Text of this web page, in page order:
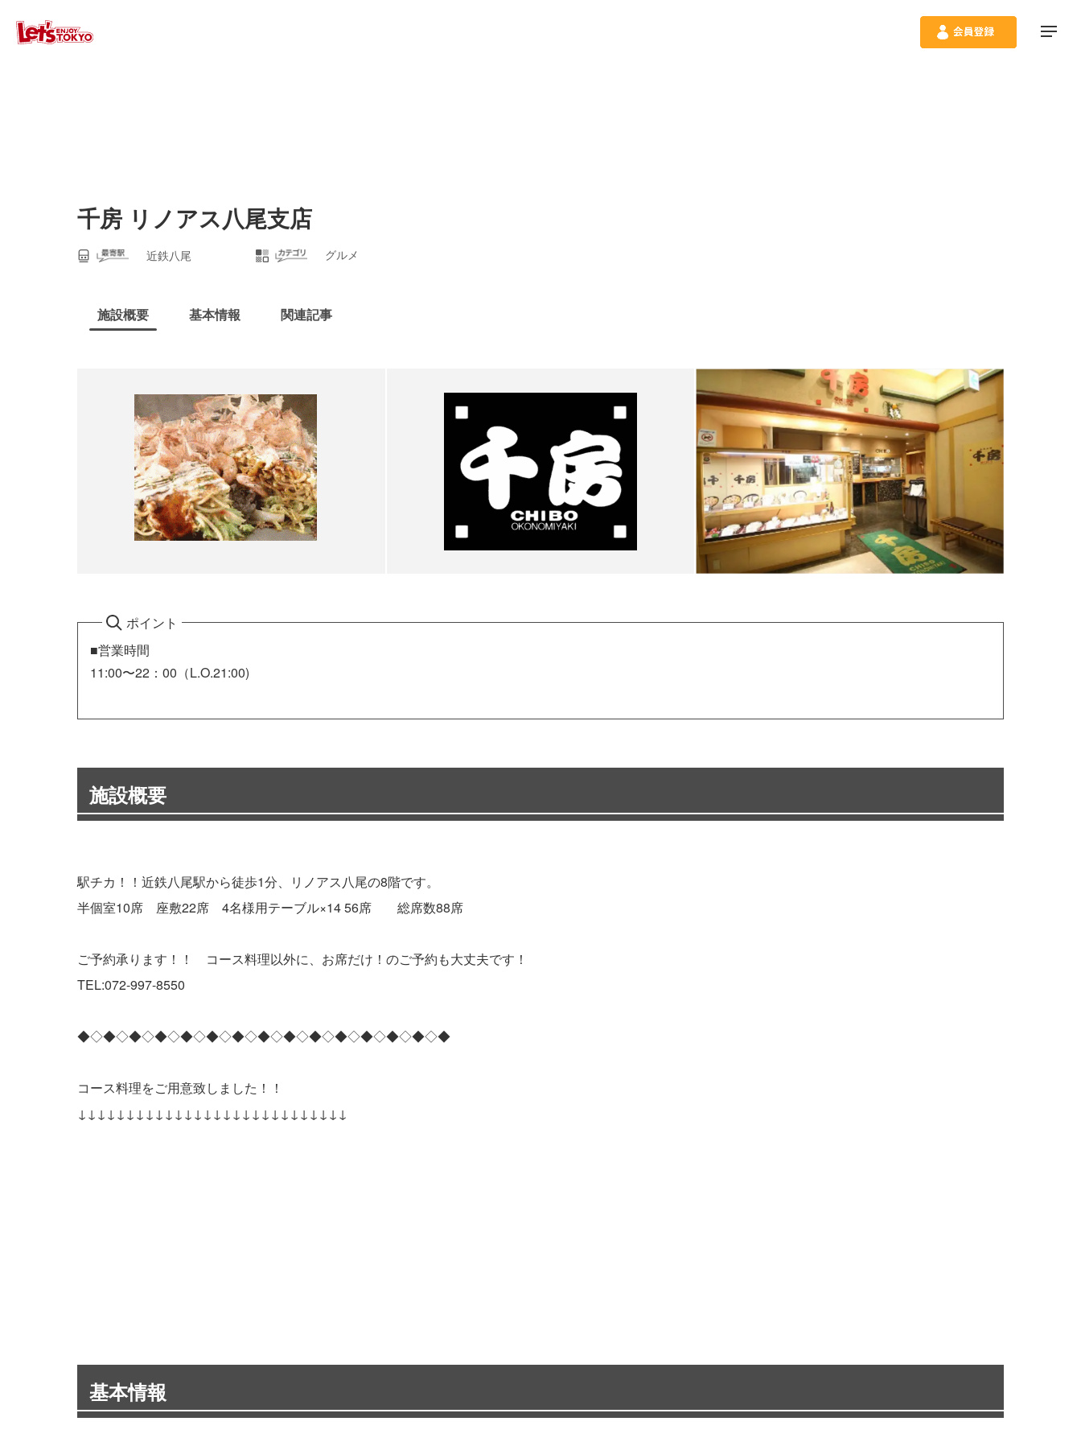
千房 リノアス八尾支店
近鉄八尾 グルメ
施設概要 基本情報 関連記事
ポイント
■営業時間
11:00〜22：00（L.O.21:00)
施設概要
駅チカ！！近鉄八尾駅から徒歩1分、リノアス八尾の8階です。
半個室10席 座敷22席 4名様用テーブル×14 56席 総席数88席
ご予約承ります！！ コース料理以外に、お席だけ！のご予約も大丈夫です！
TEL:072-997-8550
◆◇◆◇◆◇◆◇◆◇◆◇◆◇◆◇◆◇◆◇◆◇◆◇◆◇◆◇◆
コース料理をご用意致しました！！
↓↓↓↓↓↓↓↓↓↓↓↓↓↓↓↓↓↓↓↓↓↓↓↓↓↓↓↓
基本情報